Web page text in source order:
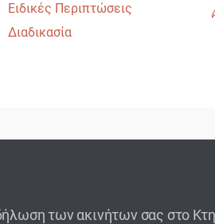
Ειδικές Περιπτώσεις
Διαδικασία
των ακινήτων σας στο